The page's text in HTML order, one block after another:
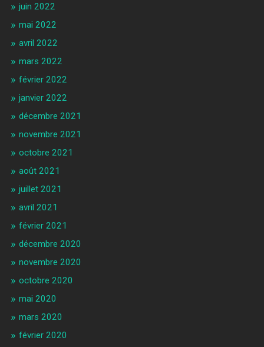
juin 2022
mai 2022
avril 2022
mars 2022
février 2022
janvier 2022
décembre 2021
novembre 2021
octobre 2021
août 2021
juillet 2021
avril 2021
février 2021
décembre 2020
novembre 2020
octobre 2020
mai 2020
mars 2020
février 2020